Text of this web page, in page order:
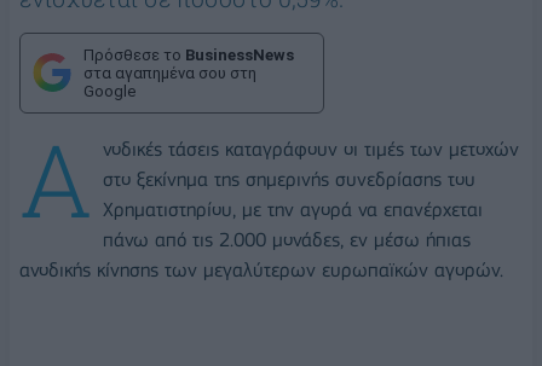
Πρόσθεσε το BusinessNews
στα αγαπημένα σου στη
Google
Α νοδικές τάσεις καταγράφουν οι τιμές των μετοχών
στο ξεκίνημα της σημερινής συνεδρίασης του
Χρηματιστηρίου, με την αγορά να επανέρχεται
πάνω από τις 2.000 μονάδες, εν μέσω ήπιας
ανοδικής κίνησης των μεγαλύτερων ευρωπαϊκών αγορών.